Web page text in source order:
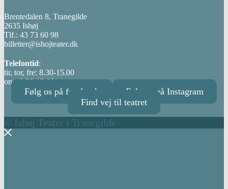
Brentedalen 8, Tranegilde
2635 Ishøj
Tlf.: 43 73 60 98
billetter@ishojteater.dk
Telefontid:
tir, tor, fre: 8.30-15.00
ons: 8.30-12.00
Følg os på facebook
Følg os på Instagram
Find vej til teatret
© Ishøj Teater i Tranegilde